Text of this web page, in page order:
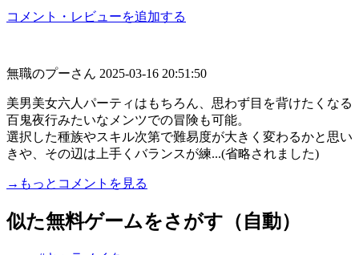
コメント・レビューを追加する
無職のプーさん 2025-03-16 20:51:50
美男美女六人パーティはもちろん、思わず目を背けたくなる
百鬼夜行みたいなメンツでの冒険も可能。
選択した種族やスキル次第で難易度が大きく変わるかと思い
きや、その辺は上手くバランスが練...(省略されました)
→もっとコメントを見る
似た無料ゲームをさがす（自動）